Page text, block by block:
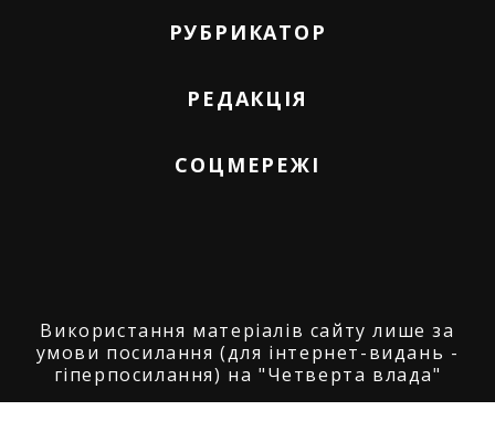
РУБРИКАТОР
РЕДАКЦІЯ
СОЦМЕРЕЖІ
Використання матеріалів сайту лише за
умови посилання (для інтернет-видань -
гіперпосилання) на "Четверта влада"